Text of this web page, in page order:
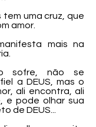
uma cruz, que
amor.
mais na
sofre, não se
a DEUS, mas o
ali encontra, ali
e pode olhar sua
de DEUS...